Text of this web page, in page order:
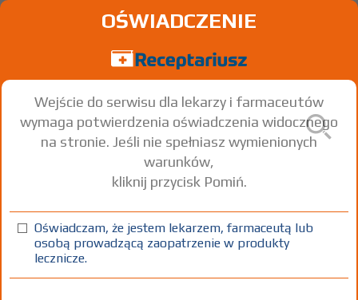
Znaleziono wyników:
OŚWIADCZENIE
Wejście do serwisu dla lekarzy i farmaceutów
wymaga potwierdzenia oświadczenia widocznego
na stronie. Jeśli nie spełniasz wymienionych
warunków,
kliknij przycisk Pomiń.
Oświadczam, że jestem lekarzem, farmaceutą lub
osobą prowadzącą zaopatrzenie w produkty
lecznicze.